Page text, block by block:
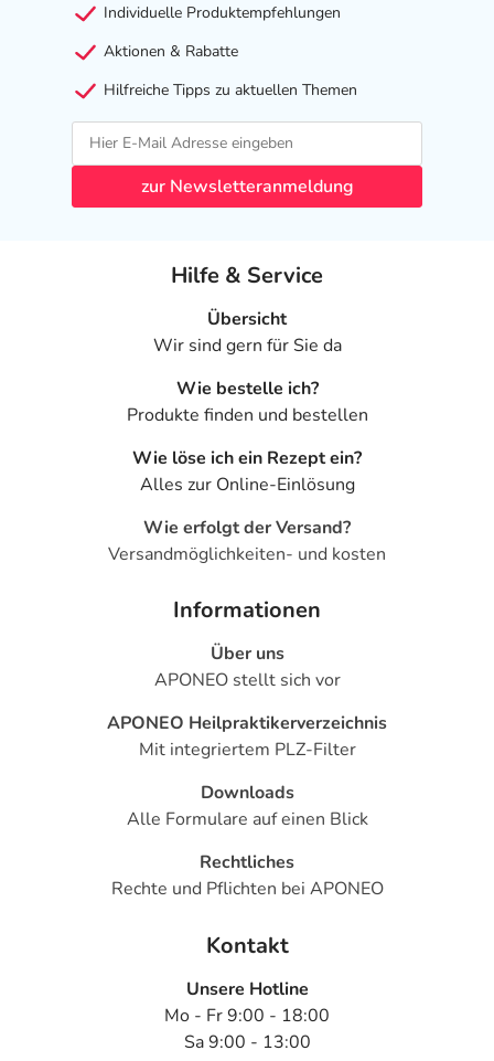
Individuelle Produktempfehlungen
Aktionen & Rabatte
Hilfreiche Tipps zu aktuellen Themen
zur Newsletteranmeldung
Hilfe & Service
Übersicht
Wir sind gern für Sie da
Wie bestelle ich?
Produkte finden und bestellen
Wie löse ich ein Rezept ein?
Alles zur Online-Einlösung
Wie erfolgt der Versand?
Versandmöglichkeiten- und kosten
Informationen
Über uns
APONEO stellt sich vor
APONEO Heilpraktikerverzeichnis
Mit integriertem PLZ-Filter
Downloads
Alle Formulare auf einen Blick
Rechtliches
Rechte und Pflichten bei APONEO
Kontakt
Unsere Hotline
Mo - Fr 9:00 - 18:00
Sa 9:00 - 13:00